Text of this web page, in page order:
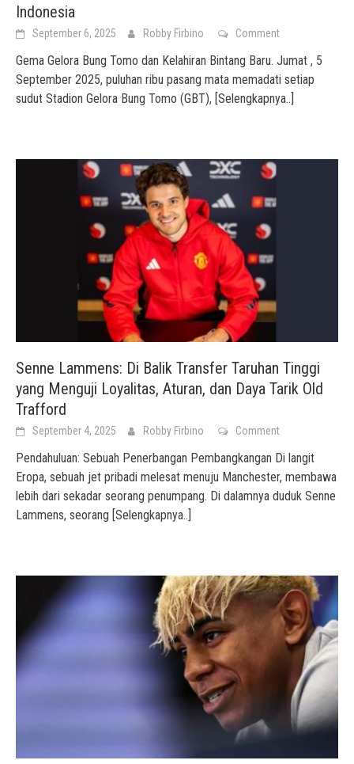
Indonesia
September 6, 2025 Robby Firbino Comment
Gema Gelora Bung Tomo dan Kelahiran Bintang Baru. Jumat , 5
September 2025, puluhan ribu pasang mata memadati setiap
sudut Stadion Gelora Bung Tomo (GBT), [Selengkapnya..]
Senne Lammens: Di Balik Transfer Taruhan Tinggi
yang Menguji Loyalitas, Aturan, dan Daya Tarik Old
Trafford
September 4, 2025 Robby Firbino Comment
Pendahuluan: Sebuah Penerbangan Pembangkangan Di langit
Eropa, sebuah jet pribadi melesat menuju Manchester, membawa
lebih dari sekadar seorang penumpang. Di dalamnya duduk Senne
Lammens, seorang [Selengkapnya..]